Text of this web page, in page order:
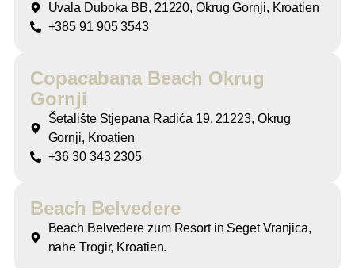
Uvala Duboka BB, 21220, Okrug Gornji, Kroatien
+385 91 905 3543
Copacabana Beach Okrug
Gornji
Šetalište Stjepana Radića 19, 21223, Okrug
Gornji, Kroatien
+36 30 343 2305
Beach Belvedere
Beach Belvedere zum Resort in Seget Vranjica,
nahe Trogir, Kroatien.